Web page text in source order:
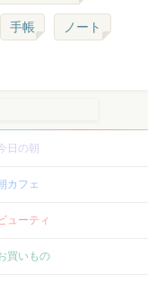
手帳 ノート
日の朝
カフェ
ューティ
買いもの